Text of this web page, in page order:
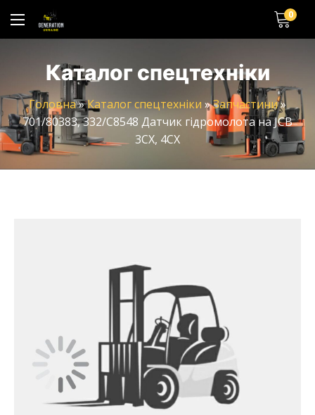
0
Каталог спецтехніки
Головна»Каталог спецтехніки »Запчастини»
701/80383, 332/C8548 Датчик гідромолота на JCB
3CX, 4CX